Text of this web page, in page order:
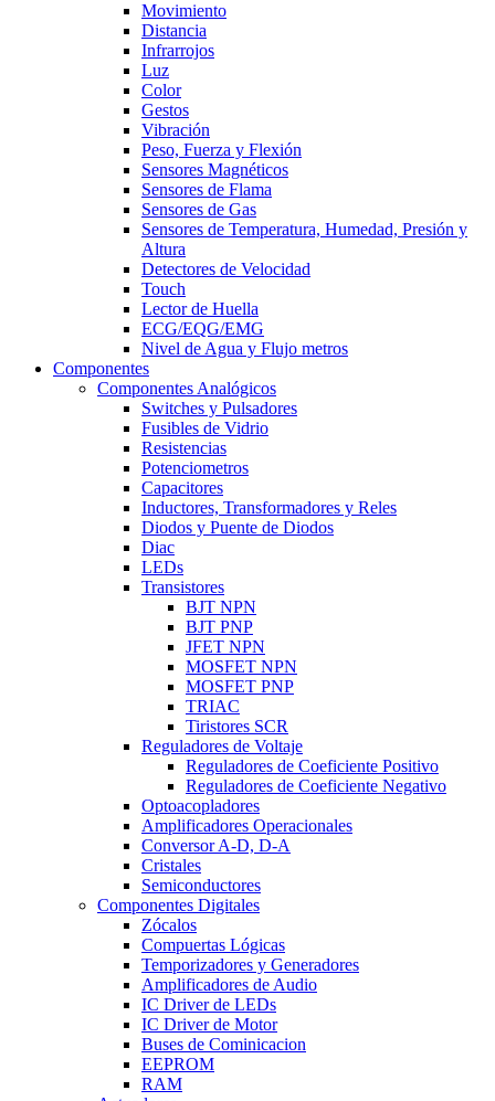
Movimiento
Distancia
Infrarrojos
Luz
Color
Gestos
Vibración
Peso, Fuerza y Flexión
Sensores Magnéticos
Sensores de Flama
Sensores de Gas
Sensores de Temperatura, Humedad, Presión y
Altura
Detectores de Velocidad
Touch
Lector de Huella
ECG/EQG/EMG
Nivel de Agua y Flujo metros
Componentes
Componentes Analógicos
Switches y Pulsadores
Fusibles de Vidrio
Resistencias
Potenciometros
Capacitores
Inductores, Transformadores y Reles
Diodos y Puente de Diodos
Diac
LEDs
Transistores
BJT NPN
BJT PNP
JFET NPN
MOSFET NPN
MOSFET PNP
TRIAC
Tiristores SCR
Reguladores de Voltaje
Reguladores de Coeficiente Positivo
Reguladores de Coeficiente Negativo
Optoacopladores
Amplificadores Operacionales
Conversor A-D, D-A
Cristales
Semiconductores
Componentes Digitales
Zócalos
Compuertas Lógicas
Temporizadores y Generadores
Amplificadores de Audio
IC Driver de LEDs
IC Driver de Motor
Buses de Cominicacion
EEPROM
RAM